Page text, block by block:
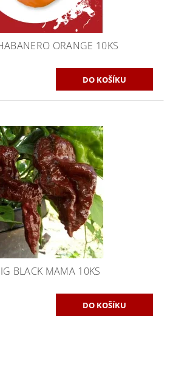
ORANGE 10KS
BLACK MAMA 10KS